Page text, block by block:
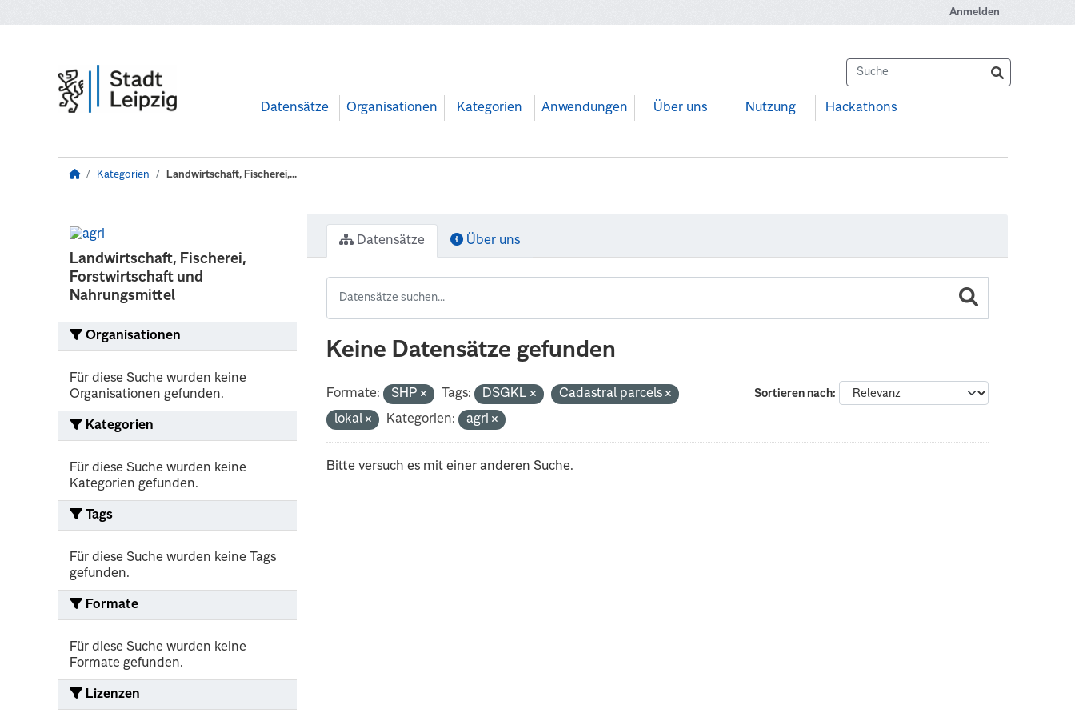
Anmelden
Datensätze Organisationen Kategorien Anwendungen Über uns Nutzung Hackathons
Kategorien Landwirtschaft, Fischerei,...
Landwirtschaft, Fischerei,
Forstwirtschaft und
Nahrungsmittel
Organisationen
Für diese Suche wurden keine
Organisationen gefunden.
Kategorien
Für diese Suche wurden keine
Kategorien gefunden.
Tags
Für diese Suche wurden keine Tags
gefunden.
Formate
Für diese Suche wurden keine
Formate gefunden.
Lizenzen
Datensätze Über uns
Keine Datensätze gefunden
Sortieren nach
Formate: SHP Tags: DSGKL
Cadastral parcels
lokal
Kategorien: agri
Bitte versuch es mit einer anderen Suche.